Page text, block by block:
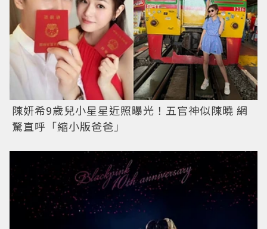
陳妍希9歲兒小星星近照曝光！五官神似陳曉 網
驚直呼「縮小版爸爸」